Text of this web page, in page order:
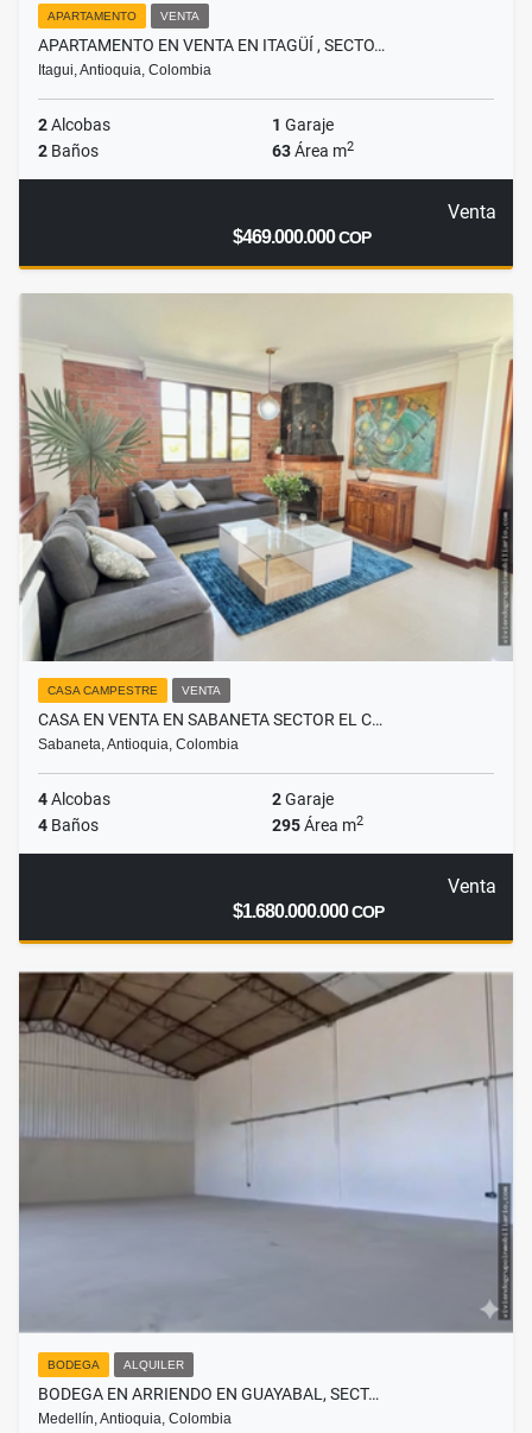
APARTAMENTO VENTA
APARTAMENTO EN VENTA EN ITAGÜÍ , SECTO…
Itagui, Antioquia, Colombia
2Alcobas 1 Garaje
2 Baños 63Área m2
Venta
$469.000.000COP
CASA CAMPESTRE VENTA
CASA EN VENTA EN SABANETA SECTOR EL C…
Sabaneta, Antioquia, Colombia
4Alcobas 2Garaje
4 Baños 295Área m2
Venta
$1.680.000.000COP
BODEGA ALQUILER
BODEGA EN ARRIENDO EN GUAYABAL, SECT…
Medellín, Antioquia, Colombia